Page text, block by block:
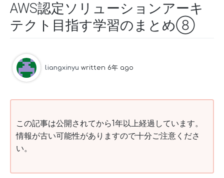
AWS認定ソリューションアーキ
テクト目指す学習のまとめ⑧
liangxinyu written 6年 ago
この記事は公開されてから1年以上経過しています。
情報が古い可能性がありますので十分ご注意くださ
い。